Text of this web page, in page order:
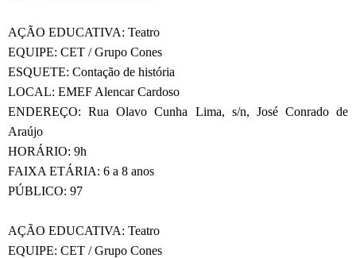
AÇÃO EDUCATIVA: Teatro
EQUIPE: CET / Grupo Cones
ESQUETE: Contação de história
LOCAL: EMEF Alencar Cardoso
ENDEREÇO: Rua Olavo Cunha Lima, s/n, José Conrado de
Araújo
HORÁRIO: 9h
FAIXA ETÁRIA: 6 a 8 anos
PÚBLICO: 97
AÇÃO EDUCATIVA: Teatro
EQUIPE: CET / Grupo Cones